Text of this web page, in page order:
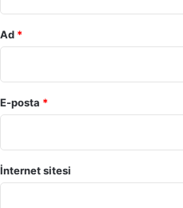
Ad *
E-posta *
İnternet sitesi